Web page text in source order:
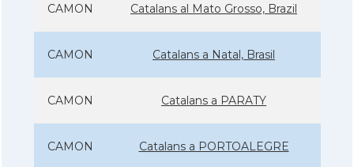
CAMON Catalans al Mato Grosso, Brazil
CAMON Catalans a Natal, Brasil
CAMON Catalans a PARATY
CAMON Catalans a PORTOALEGRE